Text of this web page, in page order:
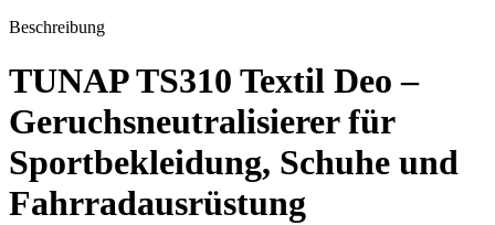
Beschreibung
TUNAP TS310 Textil Deo –
Geruchsneutralisierer für
Sportbekleidung, Schuhe und
Fahrradausrüstung